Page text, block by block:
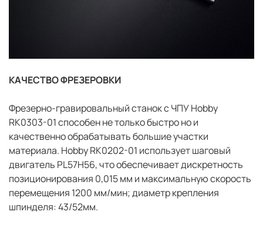
КАЧЕСТВО ФРЕЗЕРОВКИ
Фрезерно-гравировальный станок с ЧПУ Hobby
RK0303-01 способен не только быстро но и
качественно обрабатывать большие участки
материала. Hobby RK0202-01 использует шаговый
двигатель PL57H56, что обеспечивает дискретность
позиционирования 0,015 мм и максимальную скорость
перемещения 1200 мм/мин; диаметр крепления
шпинделя: 43/52мм.